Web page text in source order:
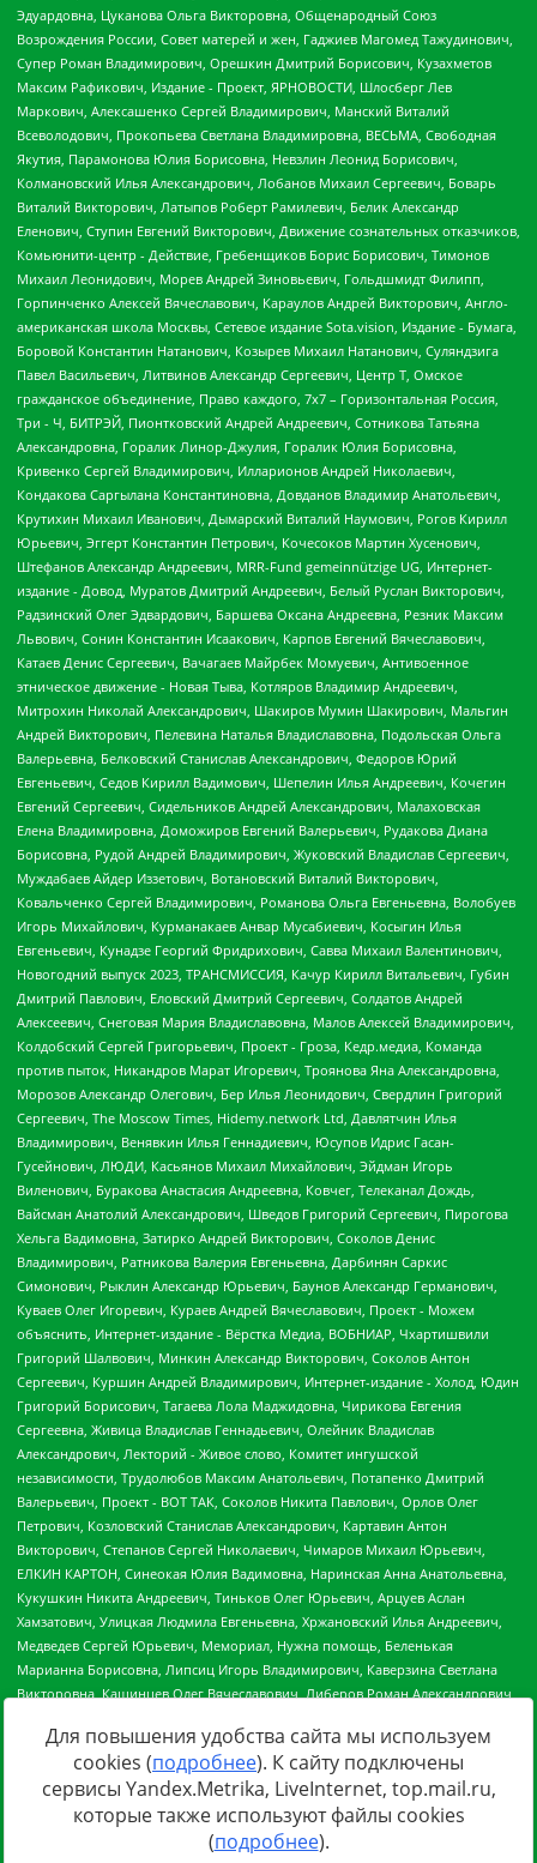
Источник:https://minjust.gov.ru/uploaded/files/reestr-
inostrannyih-agentov-22-03-2024.pdfданные на22.03.2024
Для повышения удобства сайта мы используем
cookies (подробнее). К сайту подключены
сервисы Yandex.Metrika, LiveInternet, top.mail.ru,
которые также используют файлы cookies
(подробнее).